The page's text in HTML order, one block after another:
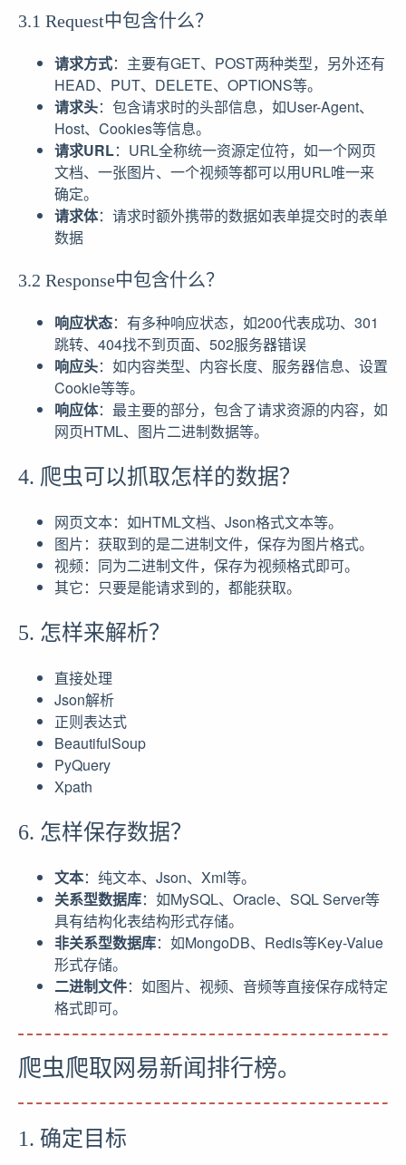
3.1 Request中包含什么？
请求方式：主要有GET、POST两种类型，另外还有
HEAD、PUT、DELETE、OPTIONS等。
请求头：包含请求时的头部信息，如User-Agent、
Host、Cookies等信息。
请求URL：URL全称统一资源定位符，如一个网页
文档、一张图片、一个视频等都可以用URL唯一来
确定。
请求体：请求时额外携带的数据如表单提交时的表单
数据
3.2 Response中包含什么？
响应状态：有多种响应状态，如200代表成功、301
跳转、404找不到页面、502服务器错误
响应头：如内容类型、内容长度、服务器信息、设置
Cookie等等。
响应体：最主要的部分，包含了请求资源的内容，如
网页HTML、图片二进制数据等。
4. 爬虫可以抓取怎样的数据？
网页文本：如HTML文档、Json格式文本等。
图片：获取到的是二进制文件，保存为图片格式。
视频：同为二进制文件，保存为视频格式即可。
其它：只要是能请求到的，都能获取。
5. 怎样来解析？
直接处理
Json解析
正则表达式
BeautifulSoup
PyQuery
Xpath
6. 怎样保存数据？
文本：纯文本、Json、Xml等。
关系型数据库：如MySQL、Oracle、SQL Server等
具有结构化表结构形式存储。
非关系型数据库：如MongoDB、Redis等Key-Value
形式存储。
二进制文件：如图片、视频、音频等直接保存成特定
格式即可。
爬虫爬取网易新闻排行榜。
1. 确定目标